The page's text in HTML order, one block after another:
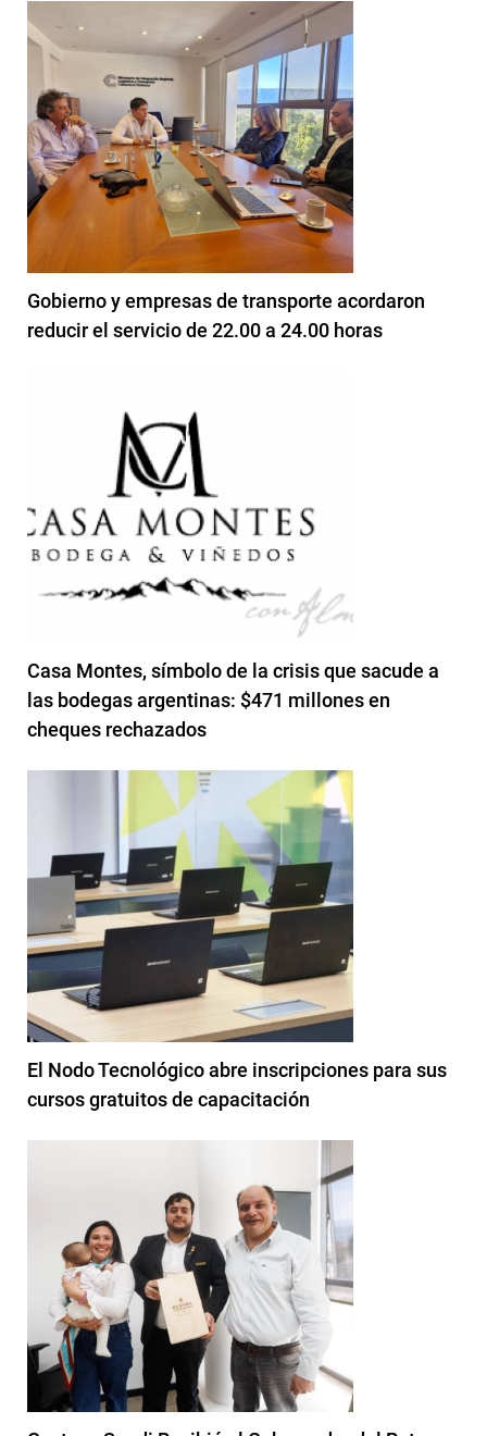
Gobierno y empresas de transporte acordaron
reducir el servicio de 22.00 a 24.00 horas
Casa Montes, símbolo de la crisis que sacude a
las bodegas argentinas: $471 millones en
cheques rechazados
El Nodo Tecnológico abre inscripciones para sus
cursos gratuitos de capacitación